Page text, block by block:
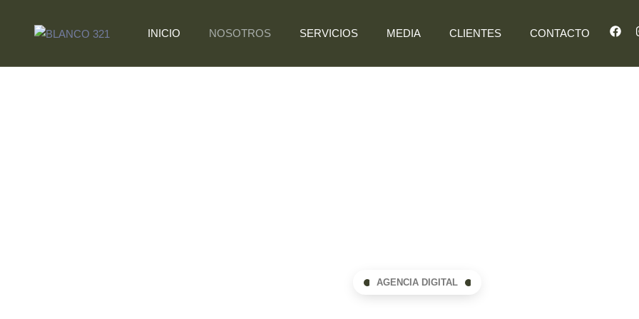
INICIO NOSOTROS SERVICIOS MEDIA CLIENTES CONTACTO
AGENCIA DIGITAL